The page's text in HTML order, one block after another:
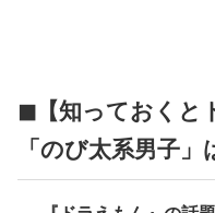
◼︎【知っておくと
「のび太系男子」